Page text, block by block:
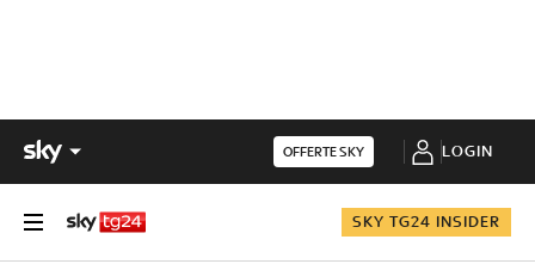
OFFERTE SKY LOGIN
SKY TG24 INSIDER